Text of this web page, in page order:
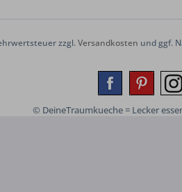
zzgl.Versandkosten und ggf.
© DeineTraumkueche = Lecker